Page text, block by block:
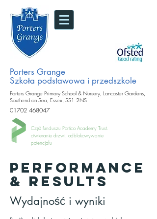
Porters Grange
Szkoła podstawowa i przedszkole
Porters Grange Primary School & Nursery, Lancaster Gardens,
Southend on Sea, Essex, SS1 2NS
01702 468047
Część funduszu Portico Academy Trust.
otwieranie drzwi, odblokowywanie
potencjału
PERFORMANCE
& RESULTS
Wydajność i wyniki